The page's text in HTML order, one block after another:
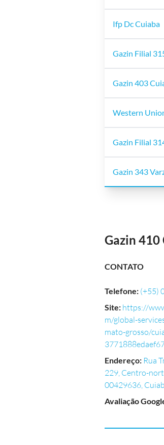
Ifp Dc Cuiaba
Gazin Filial
Gazin 403
Western
Gazin Filial
Gazin 343
Gazin
CONTATO
Telefone: (+55)
Site: https://
m/global-
mato-grosso/
Endereço: Rua
229, Centro-
00429636,
Avaliação